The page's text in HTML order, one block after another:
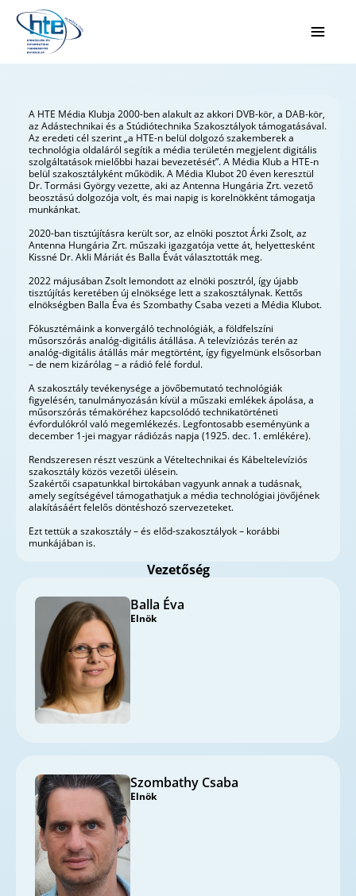
Ugrás a fő tartalomhoz
A HTE Média Klubja 2000-ben alakult az akkori DVB-kör, a DAB-kör,
az Adástechnikai és a Stúdiótechnika Szakosztályok támogatásával.
Az eredeti cél szerint „a HTE-n belül dolgozó szakemberek a
technológia oldaláról segítik a média területén megjelent digitális
szolgáltatások mielőbbi hazai bevezetését”. A Média Klub a HTE-n
belül szakosztályként működik. A Média Klubot 20 éven keresztül
Dr. Tormási György vezette, aki az Antenna Hungária Zrt. vezető
beosztású dolgozója volt, és mai napig is korelnökként támogatja
munkánkat.
2020-ban tisztújításra került sor, az elnöki posztot Árki Zsolt, az
Antenna Hungária Zrt. műszaki igazgatója vette át, helyettesként
Kissné Dr. Akli Máriát és Balla Évát választották meg.
2022 májusában Zsolt lemondott az elnöki posztról, így újabb
tisztújítás keretében új elnöksége lett a szakosztálynak. Kettős
elnökségben Balla Éva és Szombathy Csaba vezeti a Média Klubot.
Fókusztémáink a konvergáló technológiák, a földfelszíni
műsorszórás analóg-digitális átállása. A televíziózás terén az
analóg-digitális átállás már megtörtént, így figyelmünk elsősorban
– de nem kizárólag – a rádió felé fordul.
A szakosztály tevékenysége a jövőbemutató technológiák
figyelésén, tanulmányozásán kívül a műszaki emlékek ápolása, a
műsorszórás témaköréhez kapcsolódó technikatörténeti
évfordulókról való megemlékezés. Legfontosabb eseményünk a
december 1-jei magyar rádiózás napja (1925. dec. 1. emlékére).
Rendszeresen részt veszünk a Vételtechnikai és Kábeltelevíziós
szakosztály közös vezetői ülésein.
Szakértői csapatunkkal birtokában vagyunk annak a tudásnak,
amely segítségével támogathatjuk a média technológiai jövőjének
alakításáért felelős döntéshozó szervezeteket.
Ezt tettük a szakosztály – és előd-szakosztályok – korábbi
munkájában is.
Vezetőség
Balla Éva
Elnök
Szombathy Csaba
Elnök